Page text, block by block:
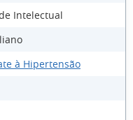
Intelectual
à Hipertensão